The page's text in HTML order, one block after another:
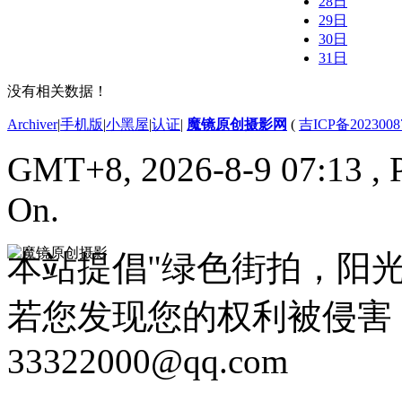
29日
30日
31日
没有相关数据！
Archiver|手机版|小黑屋|认证| 魔镜原创摄影网 ( 吉ICP备
GMT+8, 2026-8-9 07:13 ,
On.
本站提倡"绿色街拍，阳
若您发现您的权利被侵
33322000@qq.com